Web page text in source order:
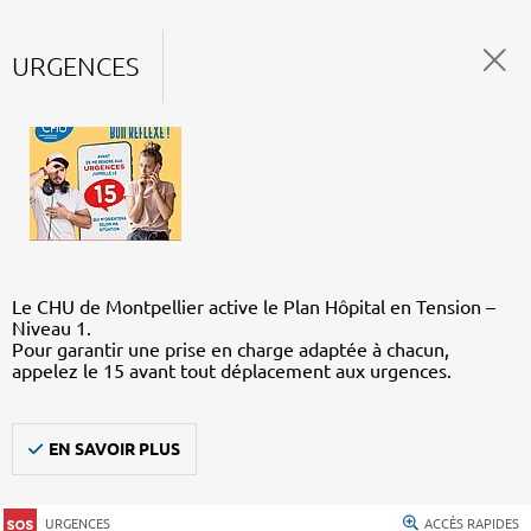
URGENCES
Le CHU de Montpellier active le Plan Hôpital en Tension –
Niveau 1.
Pour garantir une prise en charge adaptée à chacun,
appelez le 15 avant tout déplacement aux urgences.
EN SAVOIR PLUS
URGENCES ACCÈS RAPIDES